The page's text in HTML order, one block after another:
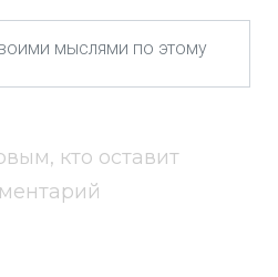
кто оставит